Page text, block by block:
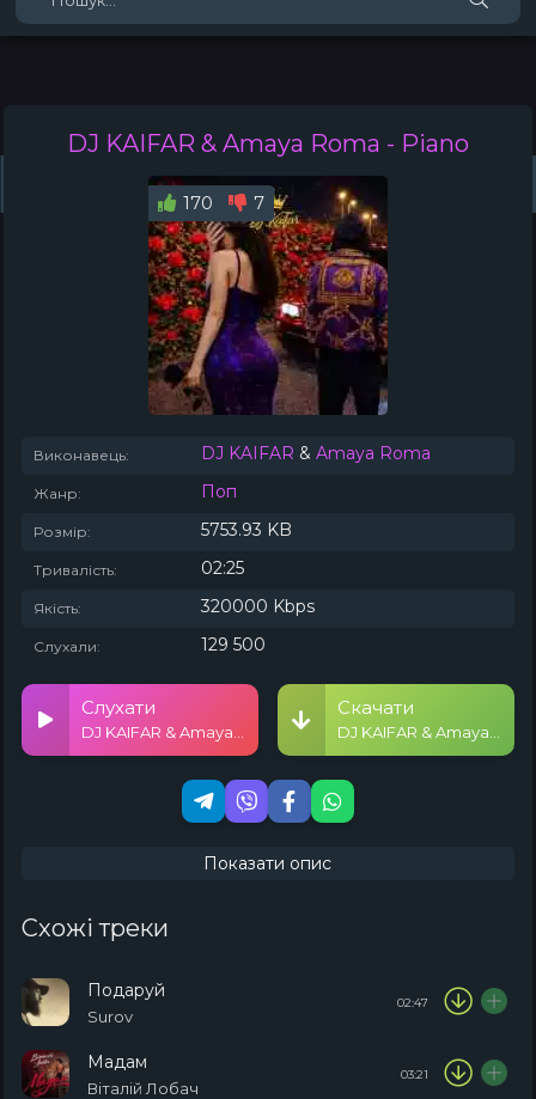
Топ 100
DJ KAIFAR & Amaya Roma - Piano
170 7
Виконавець: DJ KAIFAR &Amaya Roma
Жанр: Поп
Розмір: 5753.93 KB
Тривалість: 02:25
Якість: 320000 Kbps
Слухали: 129 500
Слухати Скачати
Показати опис
Схожі треки
Подаруй
Surov
02:47
Мадам
Віталій Лобач
03:21